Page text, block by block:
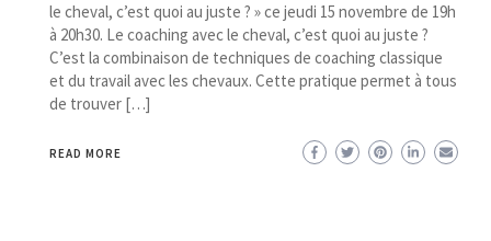
le cheval, c’est quoi au juste ? » ce jeudi 15 novembre de 19h
à 20h30. Le coaching avec le cheval, c’est quoi au juste ?
C’est la combinaison de techniques de coaching classique
et du travail avec les chevaux. Cette pratique permet à tous
de trouver […]
READ MORE